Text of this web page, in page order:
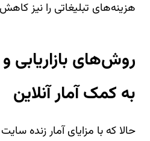
هزینه‌های تبلیغاتی را نیز
روش‌های
به کمک آمار آنلاین
حالا که با مزایای آمار زنده